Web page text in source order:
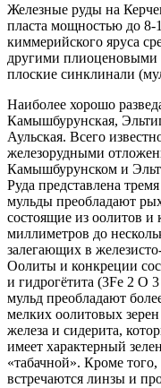
Железные руды на
пласта мощностью до
киммерийского яруса
другими плиоценовыми
плоские синклинали
Наиболее хорошо
Камышбурунская,
Аульская. Всего
железорудными
Камышбурунском и
Руда представлена
мульды преобладают
состоящие из оолитов и
миллиметров до
залегающих в
Оолиты и конкреции
и гидрогётита (3Fe 2 O
мульд преобладают
мелких оолитовых зерен
железа и сидерита,
имеет характерный
«табачной». Кроме
встречаются линзы и